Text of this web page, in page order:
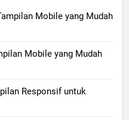
Mobile yang Mudah
Mobile yang Mudah
Responsif untuk